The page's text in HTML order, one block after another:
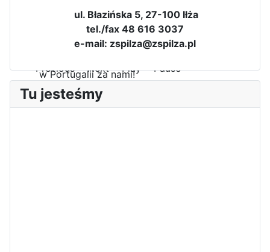
Pierwszy tydzień praktyk
w Portugalii za nami!
ul. Błazińska 5, 27-100 Iłża
tel./fax 48 616 3037
e-mail: zspilza@zspilza.pl
Tu jesteśmy